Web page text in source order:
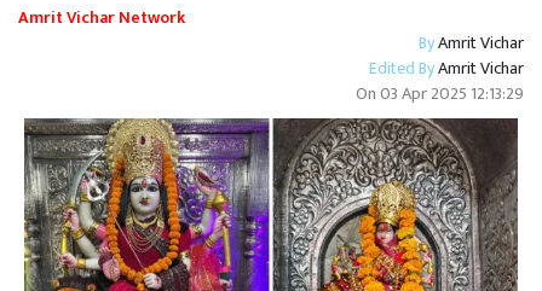
Amrit Vichar Network
ByAmrit Vichar
Edited ByAmrit Vichar
On03 Apr 2025 12:13:29